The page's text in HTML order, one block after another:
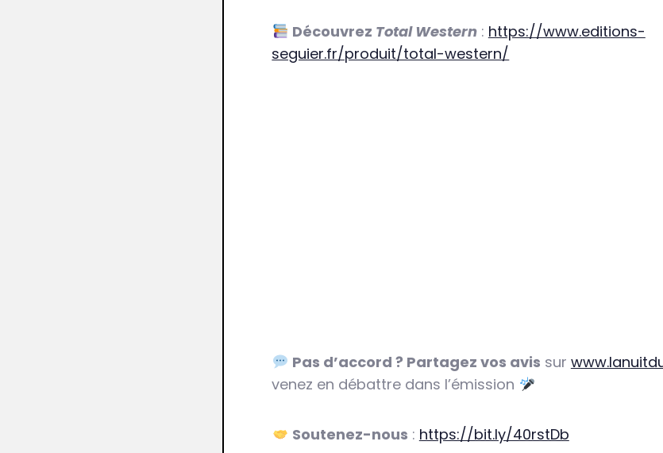
Découvrez Total Western: https://www.editions-
seguier.fr/produit/total-western/
Pas d’accord ? Partagez vos avis sur
venez en débattre dans l’émission
Soutenez-nous : https://bit.ly/40rstDb